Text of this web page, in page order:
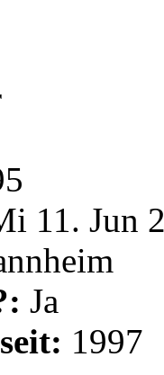
11. Jun
Ja
1997